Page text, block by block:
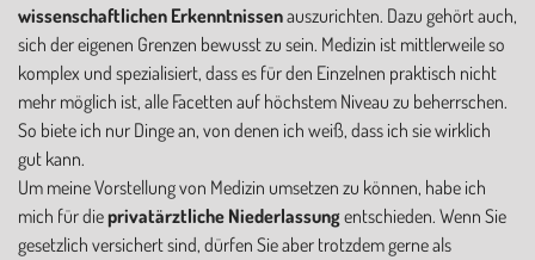
wissenschaftlichen Erkenntnissenauszurichten. Dazu gehört auch,
sich der eigenen Grenzen bewusst zu sein. Medizin ist mittlerweile so
komplex und spezialisiert, dass es für den Einzelnen praktisch nicht
mehr möglich ist, alle Facetten auf höchstem Niveau zu beherrschen.
So biete ich nur Dinge an, von denen ich weiß, dass ich sie wirklich
gut kann.
Um meine Vorstellung von Medizin umsetzen zu können, habe ich
mich für dieprivatärztliche Niederlassungentschieden. Wenn Sie
gesetzlich versichert sind, dürfen Sie aber trotzdem gerne als